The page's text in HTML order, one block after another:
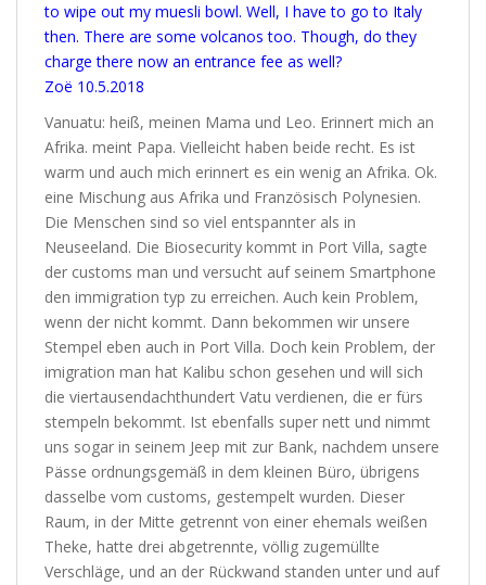
to wipe out my muesli bowl. Well, I have to go to Italy
then. There are some volcanos too. Though, do they
charge there now an entrance fee as well?
Zoë 10.5.2018
Vanuatu: heiß, meinen Mama und Leo. Erinnert mich an
Afrika. meint Papa. Vielleicht haben beide recht. Es ist
warm und auch mich erinnert es ein wenig an Afrika. Ok.
eine Mischung aus Afrika und Französisch Polynesien.
Die Menschen sind so viel entspannter als in
Neuseeland. Die Biosecurity kommt in Port Villa, sagte
der customs man und versucht auf seinem Smartphone
den immigration typ zu erreichen. Auch kein Problem,
wenn der nicht kommt. Dann bekommen wir unsere
Stempel eben auch in Port Villa. Doch kein Problem, der
imigration man hat Kalibu schon gesehen und will sich
die viertausendachthundert Vatu verdienen, die er fürs
stempeln bekommt. Ist ebenfalls super nett und nimmt
uns sogar in seinem Jeep mit zur Bank, nachdem unsere
Pässe ordnungsgemäß in dem kleinen Büro, übrigens
dasselbe vom customs, gestempelt wurden. Dieser
Raum, in der Mitte getrennt von einer ehemals weißen
Theke, hatte drei abgetrennte, völlig zugemüllte
Verschläge, und an der Rückwand standen unter und auf